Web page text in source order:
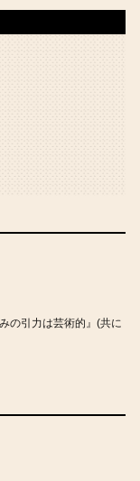
の引力は芸術的』(共に